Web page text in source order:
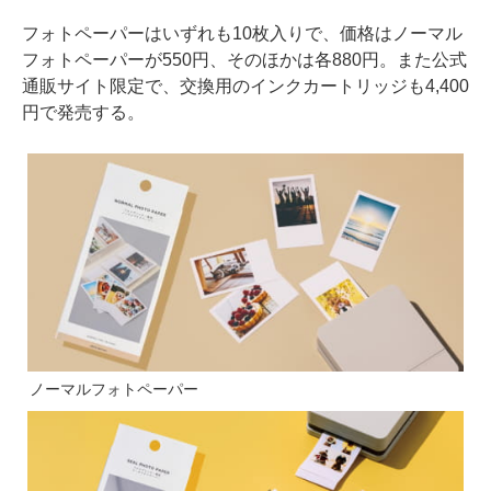
フォトペーパーはいずれも10枚入りで、価格はノーマル
フォトペーパーが550円、そのほかは各880円。また公式
通販サイト限定で、交換用のインクカートリッジも4,400
円で発売する。
ノーマルフォトペーパー